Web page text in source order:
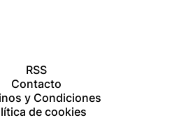
RSS
Contacto
y Condiciones
de cookies